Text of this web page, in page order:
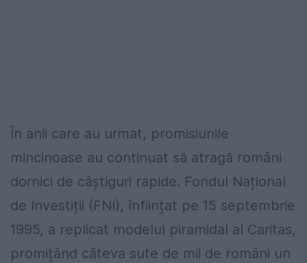
În anii care au urmat, promisiunile
mincinoase au continuat să atragă români
dornici de câștiguri rapide. Fondul Național
de Investiții (FNI), înființat pe 15 septembrie
1995, a replicat modelul piramidal al Caritas,
promițând câteva sute de mii de români un